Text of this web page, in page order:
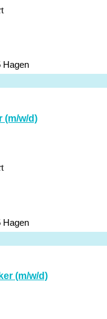
Hagen
(m/w/d)
Hagen
(m/w/d)